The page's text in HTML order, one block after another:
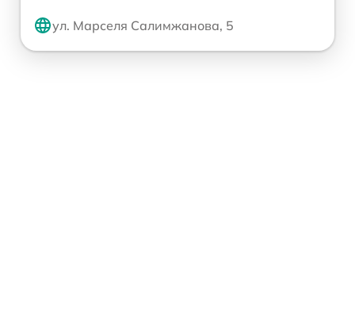
ул. Марселя Салимжанова, 5